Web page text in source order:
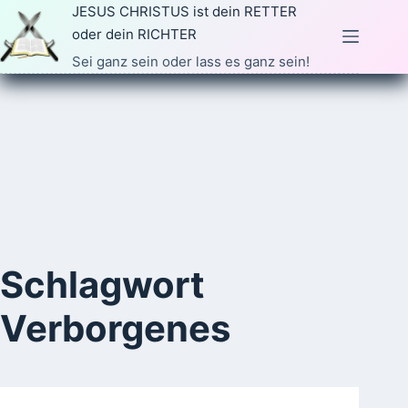
Zum
Inhalt
springen
JESUS CHRISTUS ist dein RETTER
oder dein RICHTER
Sei ganz sein oder lass es ganz sein!
Schlagwort
Verborgenes